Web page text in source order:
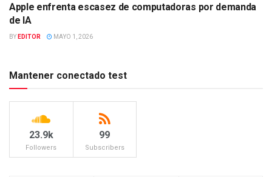
TECNOLOGÍA
Apple enfrenta escasez de computadoras por demanda
de IA
BY EDITOR MAYO 1, 2026
Mantener conectado test
23.9k
Followers
99
Subscribers